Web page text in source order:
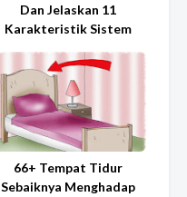
Dan Jelaskan 11
Karakteristik Sistem
66+ Tempat Tidur
Sebaiknya Menghadap